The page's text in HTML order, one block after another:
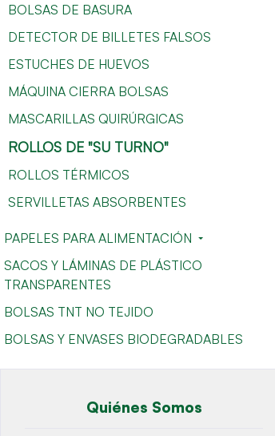
BOLSAS DE BASURA
DETECTOR DE BILLETES FALSOS
ESTUCHES DE HUEVOS
MÁQUINA CIERRA BOLSAS
MASCARILLAS QUIRÚRGICAS
ROLLOS DE "SU TURNO"
ROLLOS TÉRMICOS
SERVILLETAS ABSORBENTES
PAPELES PARA ALIMENTACIÓN
SACOS Y LÁMINAS DE PLÁSTICO
TRANSPARENTES
BOLSAS TNT NO TEJIDO
BOLSAS Y ENVASES BIODEGRADABLES
Quiénes Somos